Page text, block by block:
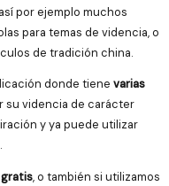
por ejemplo muchos
para temas de videncia, o
de tradición china.
donde tiene varias
su videncia de carácter
y ya puede utilizar
, o también si utilizamos